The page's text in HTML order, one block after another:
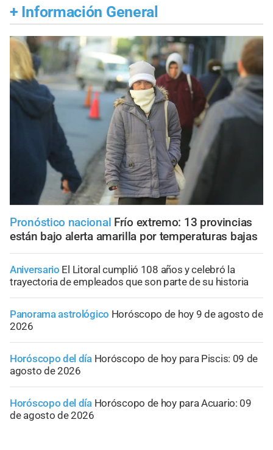
+ Información General
Pronóstico nacional Frío extremo: 13 provincias
están bajo alerta amarilla por temperaturas bajas
Aniversario El Litoral cumplió 108 años y celebró la
trayectoria de empleados que son parte de su historia
Panorama astrológico Horóscopo de hoy 9 de agosto de
2026
Horóscopo del día Horóscopo de hoy para Piscis: 09 de
agosto de 2026
Horóscopo del día Horóscopo de hoy para Acuario: 09
de agosto de 2026